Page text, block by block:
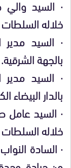
· السيد والي
خلاله
· السيد مدير
بالجهة الشرقية.
· السيد مدير
بالدار البيضاء
· السيد عامل
خلاله السلطات
·السادة